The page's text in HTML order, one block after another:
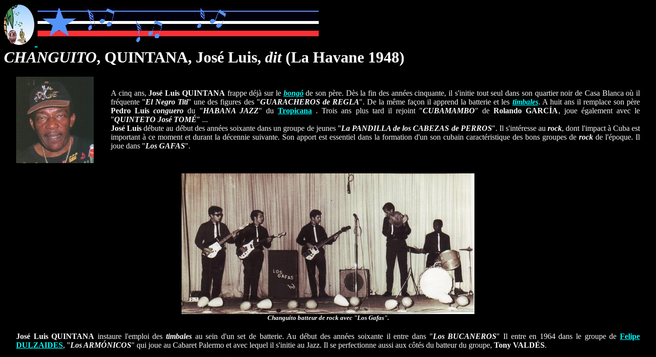
CHANGUITO, QUINTANA, José Luis, dit(La Havane 1948)
A cinq ans,José Luis QUINTANA frappe déjà sur le bongóde son père. Dès la fin des années cinquante, il s'initie tout seul dans son quartier noir de Casa Blanca où il
fréquente "El Negro Titi" une des figures des "GUARACHEROS de REGLA". De la même façon il apprend la batterie et les timbales. A huit ans il remplace son père
Pedro Luis conguero du "HABANA JAZZ" du Tropicana . Trois ans plus tard il rejoint "CUBAMAMBO" deRolando GARCÍA, joue également avec le
"QUINTETO José TOMÉ" ...
José Luis débute au début des années soixante dans un groupe de jeunes "La PANDILLA de los CABEZAS de PERROS". Il s'intéresse aurock, dont l'impact à Cuba est
important à ce moment et durant la décennie suivante. Son apport est essentiel dans la formation d'un son cubain caractéristique des bons groupes de rock de l'époque. Il
joue dans "Los GAFAS".
Changuito batteur de rock avec "Los Gafas".
José Luis QUINTANA instaure l'emploi des timbalesau sein d'un set de batterie. Au début des années soixante il entre dans "Los BUCANEROS" Il entre en 1964 dans le groupe deFelipe
DULZAIDES, "Los ARMÓNICOS" qui joue au Cabaret Palermo et avec lequel il s'initie au Jazz. Il se perfectionne aussi aux côtés du batteur du groupe, Tony VALDÉS.